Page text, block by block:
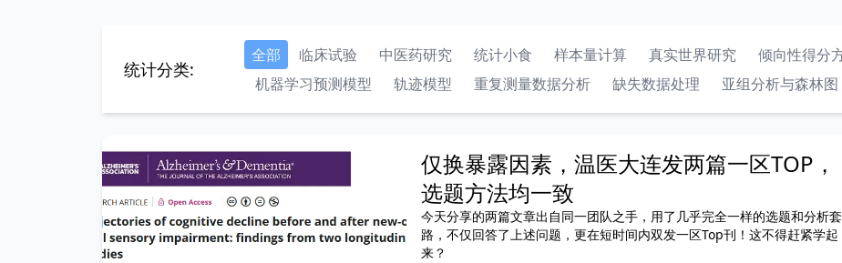
统计分类:
全部 临床试验 中医药研究 统计小食 样本量计算 真实世界研究 倾向性得分
机器学习预测模型
轨迹模型 重复测量数据分析 缺失数据处理 亚组分析与森林图
仅换暴露因素，温医大连发两篇一区TOP，
选题方法均一致
今天分享的两篇文章出自同一团队之手，用了几乎完全一样的选题和分析套
路，不仅回答了上述问题，更在短时间内双发一区Top刊！这不得赶紧学起
来？